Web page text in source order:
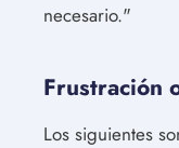
necesario."
Frustración
Los siguientes